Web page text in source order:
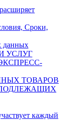
Сроки,
данных
УСЛУГ
ТОВАРОВ
каждый